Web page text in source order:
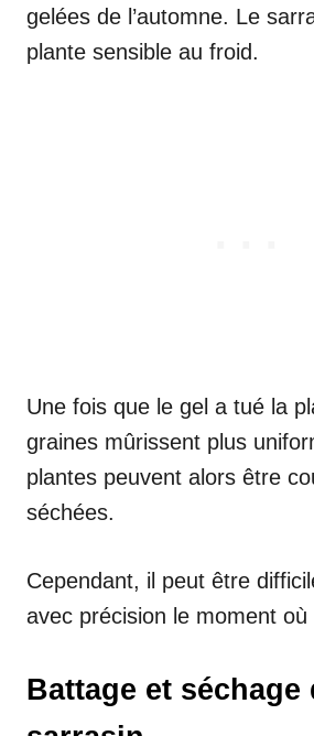
gelées de l’automne. Le
plante sensible au froid.
Une fois que le gel a tué la
graines mûrissent plus
plantes peuvent alors être
séchées.
Cependant, il peut être
avec précision le moment où
Battage et séchage